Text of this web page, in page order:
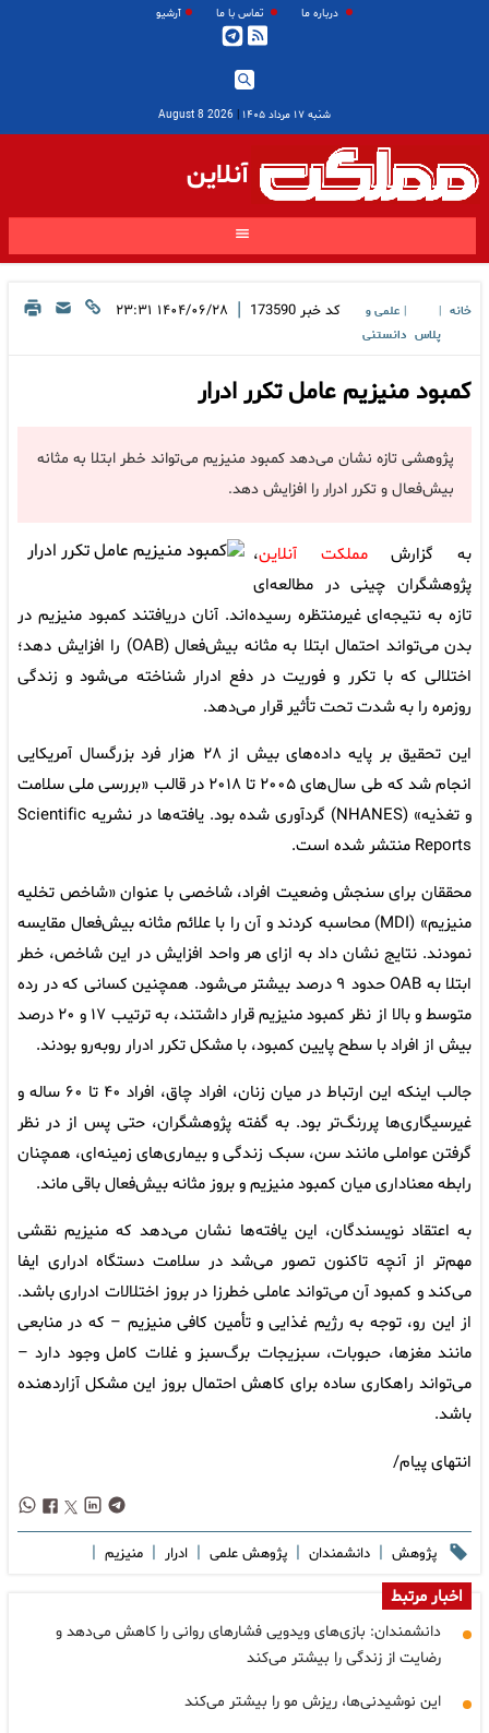
درباره ما تماس با ما آرشیو
شنبه ۱۷ مرداد ۱۴۰۵ |
2026 August 8
آنلاین
خانه
پلاس
علمی و
دانستنی
کد خبر 173590
| ۱۴۰۴/۰۶/۲۸ ۲۳:۳۱
کمبود منیزیم عامل تکرر ادرار
پژوهشی تازه نشان می‌دهد کمبود منیزیم می‌تواند خطر ابتلا به مثانه
بیش‌فعال و تکرر ادرار را افزایش دهد.
به گزارشمملکت آنلاین،
پژوهشگران چینی در مطالعه‌ای
تازه به نتیجه‌ای غیرمنتظره رسیده‌اند. آنان دریافتند کمبود منیزیم در
بدن می‌تواند احتمال ابتلا به مثانه بیش‌فعال (OAB) را افزایش دهد؛
اختلالی که با تکرر و فوریت در دفع ادرار شناخته می‌شود و زندگی
روزمره را به شدت تحت تأثیر قرار می‌دهد.
این تحقیق بر پایه داده‌های بیش از ۲۸ هزار فرد بزرگسال آمریکایی
انجام شد که طی سال‌های ۲۰۰۵ تا ۲۰۱۸ در قالب «بررسی ملی سلامت
و تغذیه» (NHANES) گردآوری شده بود. یافته‌ها در نشریه Scientific
Reports منتشر شده است.
محققان برای سنجش وضعیت افراد، شاخصی با عنوان «شاخص تخلیه
منیزیم» (MDI) محاسبه کردند و آن را با علائم مثانه بیش‌فعال مقایسه
نمودند. نتایج نشان داد به ازای هر واحد افزایش در این شاخص، خطر
ابتلا به OAB حدود ۹ درصد بیشتر می‌شود. همچنین کسانی که در رده
متوسط و بالا از نظر کمبود منیزیم قرار داشتند، به ترتیب ۱۷ و ۲۰ درصد
بیش از افراد با سطح پایین کمبود، با مشکل تکرر ادرار روبه‌رو بودند.
جالب اینکه این ارتباط در میان زنان، افراد چاق، افراد ۴۰ تا ۶۰ ساله و
غیرسیگاری‌ها پررنگ‌تر بود. به گفته پژوهشگران، حتی پس از در نظر
گرفتن عواملی مانند سن، سبک زندگی و بیماری‌های زمینه‌ای، همچنان
رابطه معناداری میان کمبود منیزیم و بروز مثانه بیش‌فعال باقی ماند.
به اعتقاد نویسندگان، این یافته‌ها نشان می‌دهد که منیزیم نقشی
مهم‌تر از آنچه تاکنون تصور می‌شد در سلامت دستگاه ادراری ایفا
می‌کند و کمبود آن می‌تواند عاملی خطرزا در بروز اختلالات ادراری باشد.
از این رو، توجه به رژیم غذایی و تأمین کافی منیزیم – که در منابعی
مانند مغزها، حبوبات، سبزیجات برگ‌سبز و غلات کامل وجود دارد –
می‌تواند راهکاری ساده برای کاهش احتمال بروز این مشکل آزاردهنده
باشد.
انتهای پیام/
پژوهش | دانشمندان | پژوهش علمی | ادرار | منیزیم |
اخبار مرتبط
دانشمندان: بازی‌های ویدویی فشارهای روانی را کاهش می‌دهد و
رضایت از زندگی را بیشتر می‌کند
این نوشیدنی‌ها، ریزش مو را بیشتر می‌کند